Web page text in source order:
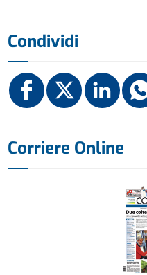
Condividi
Corriere Online